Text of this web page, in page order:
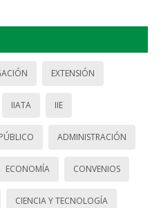
EXTENSIÓN
IIATA IIE
ADMINISTRACIÓN
ECONOMÍA CONVENIOS
CIENCIA Y TECNOLOGÍA